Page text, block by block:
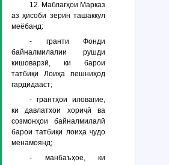
12. Маблағҳои Марказ
аз ҳисоби зерин ташаккул
меёбанд:
- гранти Фонди
байналмилалии рушди
кишоварзӣ, ки барои
татбиқи Лоиҳа пешниҳод
гардидааст;
- грантҳои иловагие,
ки давлатхои хориҷӣ ва
созмонҳои байналмилалӣ
барои татбиқи лоиҳа ҷудо
менамоянд;
- манбаъҳое, ки